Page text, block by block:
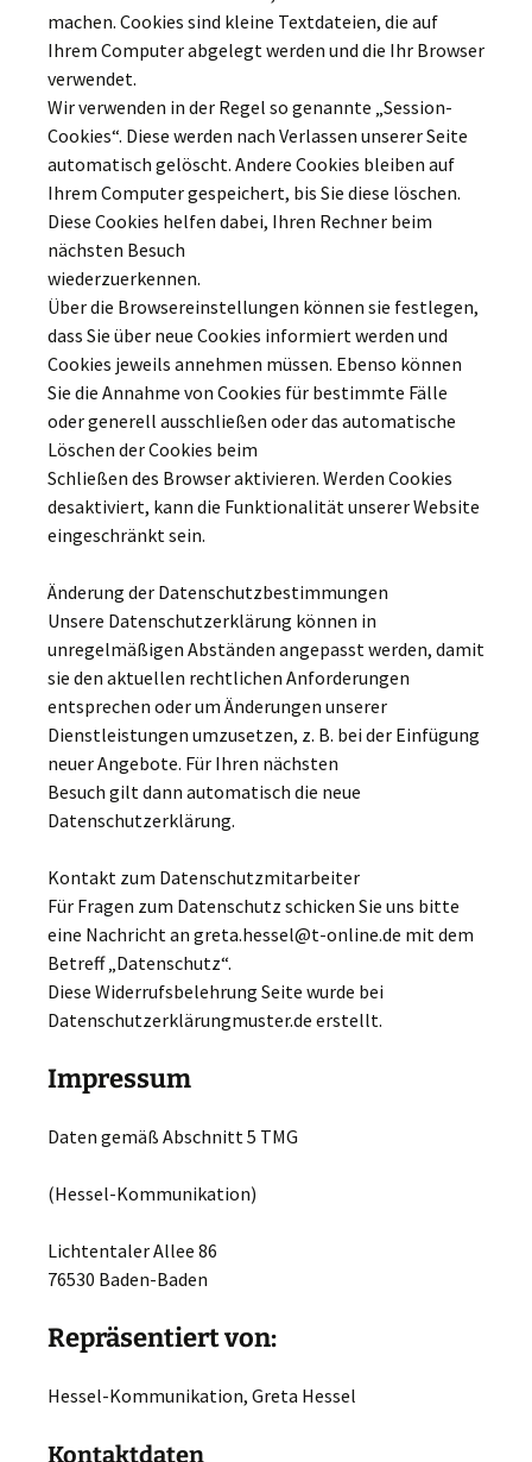
machen. Cookies sind kleine Textdateien, die auf
Ihrem Computer abgelegt werden und die Ihr Browser
verwendet.
Wir verwenden in der Regel so genannte „Session-
Cookies“. Diese werden nach Verlassen unserer Seite
automatisch gelöscht. Andere Cookies bleiben auf
Ihrem Computer gespeichert, bis Sie diese löschen.
Diese Cookies helfen dabei, Ihren Rechner beim
nächsten Besuch
wiederzuerkennen.
Über die Browsereinstellungen können sie festlegen,
dass Sie über neue Cookies informiert werden und
Cookies jeweils annehmen müssen. Ebenso können
Sie die Annahme von Cookies für bestimmte Fälle
oder generell ausschließen oder das automatische
Löschen der Cookies beim
Schließen des Browser aktivieren. Werden Cookies
desaktiviert, kann die Funktionalität unserer Website
eingeschränkt sein.
Änderung der Datenschutzbestimmungen
Unsere Datenschutzerklärung können in
unregelmäßigen Abständen angepasst werden, damit
sie den aktuellen rechtlichen Anforderungen
entsprechen oder um Änderungen unserer
Dienstleistungen umzusetzen, z. B. bei der Einfügung
neuer Angebote. Für Ihren nächsten
Besuch gilt dann automatisch die neue
Datenschutzerklärung.
Kontakt zum Datenschutzmitarbeiter
Für Fragen zum Datenschutz schicken Sie uns bitte
eine Nachricht an greta.hessel@t-online.de mit dem
Betreff „Datenschutz“.
Diese Widerrufsbelehrung Seite wurde bei
Datenschutzerklärungmuster.de erstellt.
Impressum
Daten gemäß Abschnitt 5 TMG
(Hessel-Kommunikation)
Lichtentaler Allee 86
76530 Baden-Baden
Repräsentiert von:
Hessel-Kommunikation, Greta Hessel
Kontaktdaten